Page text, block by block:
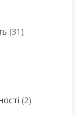
(31)
(2)